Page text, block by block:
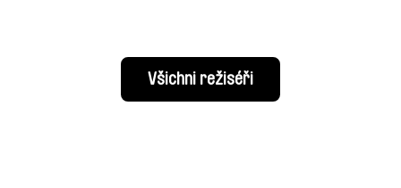
Všichni režiséři